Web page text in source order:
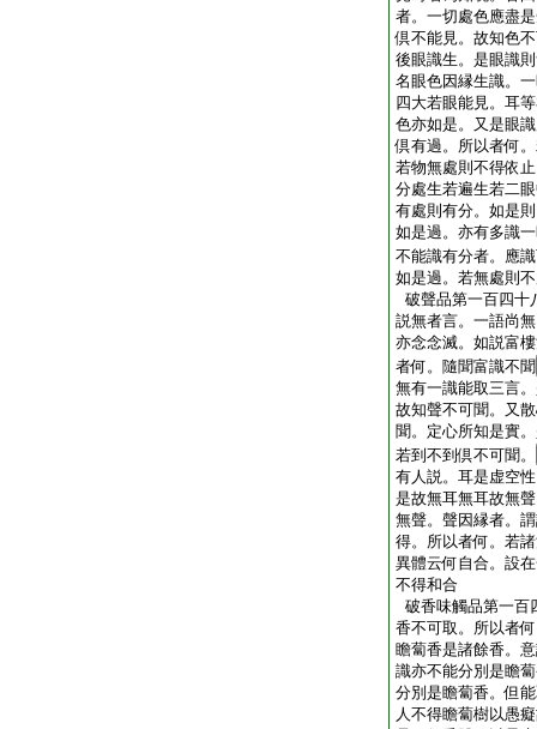
者。一切處色應盡
倶不能見。故知色
後眼識生。是眼識
名眼色因縁生識。
四大若眼能見。耳
色亦如是。又是眼
倶有過。所以者何
若物無處則不得依
分處生若遍生若二
有處則有分。如是
如是過。亦有多識
不能識有分者。應
如是過。若無處則
破聲品第一百四十
説無者言。一語尚
亦念念滅。如説富
者何。隨聞富識不聞
無有一識能取三言
故知聲不可聞。又
聞。定心所知是實
若到不到倶不可聞。
有人説。耳是虚空
是故無耳無耳故無
無聲。聲因縁者。
得。所以者何。若
異體云何自合。設
不得和合
破香味觸品第一百
香不可取。所以者
瞻蔔香是諸餘香。
識亦不能分別是瞻
分別是瞻蔔香。但
人不得瞻蔔樹以愚